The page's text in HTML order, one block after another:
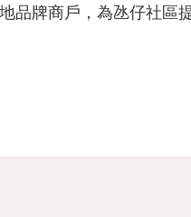
品牌商戶，為氹仔社區